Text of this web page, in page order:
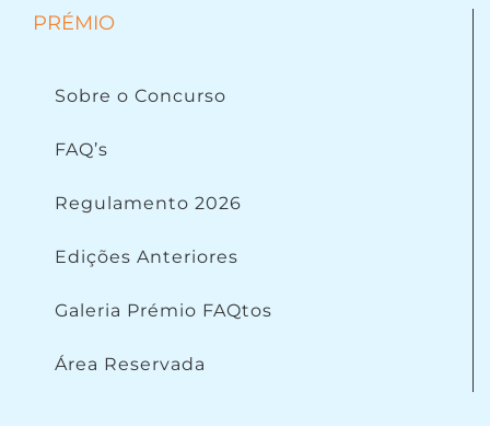
PRÉMIO
Sobre o Concurso
FAQ’s
Regulamento 2026
Edições Anteriores
Galeria Prémio FAQtos
Área Reservada